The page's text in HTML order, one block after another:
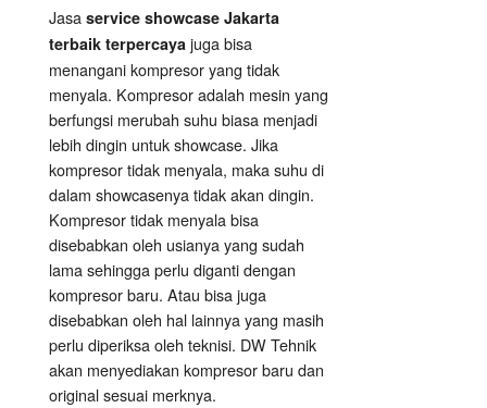
Jasa service showcase Jakarta
terbaik terpercaya juga bisa
menangani kompresor yang tidak
menyala. Kompresor adalah mesin yang
berfungsi merubah suhu biasa menjadi
lebih dingin untuk showcase. Jika
kompresor tidak menyala, maka suhu di
dalam showcasenya tidak akan dingin.
Kompresor tidak menyala bisa
disebabkan oleh usianya yang sudah
lama sehingga perlu diganti dengan
kompresor baru. Atau bisa juga
disebabkan oleh hal lainnya yang masih
perlu diperiksa oleh teknisi. DW Tehnik
akan menyediakan kompresor baru dan
original sesuai merknya.